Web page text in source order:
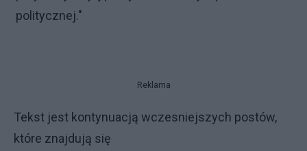
politycznej."
Reklama
Tekst jest kontynuacją wczesniejszych postów,
które znajdują się